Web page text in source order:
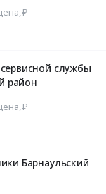
₽
службы
район
₽
Барнаульский